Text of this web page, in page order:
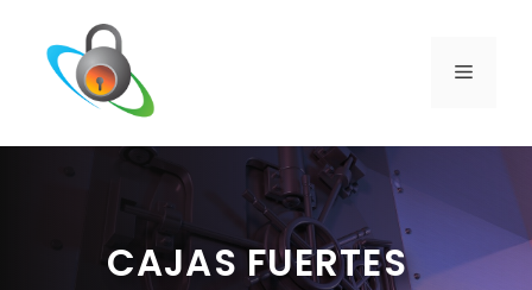
contenido
MENÚ
CAJAS FUERTES